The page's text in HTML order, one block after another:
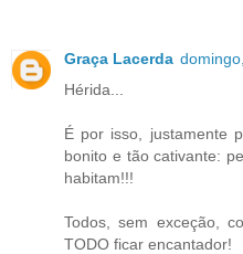
Graça Lacerda
Hérida...
É por isso, justamente
bonito e tão cativante:
habitam!!!
Todos, sem exceção,
TODO ficar encantador!